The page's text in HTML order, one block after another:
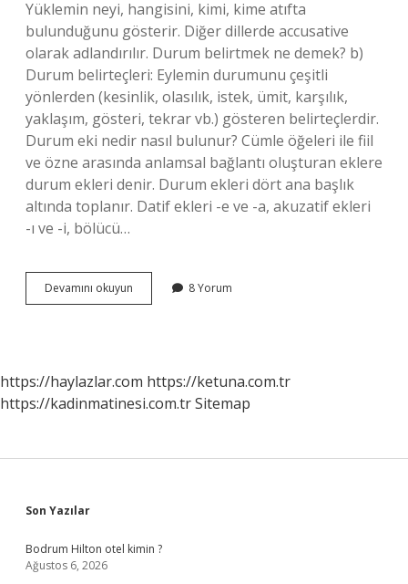
Yüklemin neyi, hangisini, kimi, kime atıfta
bulunduğunu gösterir. Diğer dillerde accusative
olarak adlandırılır. Durum belirtmek ne demek? b)
Durum belirteçleri: Eylemin durumunu çeşitli
yönlerden (kesinlik, olasılık, istek, ümit, karşılık,
yaklaşım, gösteri, tekrar vb.) gösteren belirteçlerdir.
Durum eki nedir nasıl bulunur? Cümle öğeleri ile fiil
ve özne arasında anlamsal bağlantı oluşturan eklere
durum ekleri denir. Durum ekleri dört ana başlık
altında toplanır. Datif ekleri -e ve -a, akuzatif ekleri
-ı ve -i, bölücü…
Devamını okuyun Belirtme
Durum
Anlarız
8 Yorum
https://haylazlar.com https://ketuna.com.tr
https://kadinmatinesi.com.trSitemap
Sidebar
Son Yazılar
Bodrum Hilton otel kimin ?
Ağustos 6, 2026